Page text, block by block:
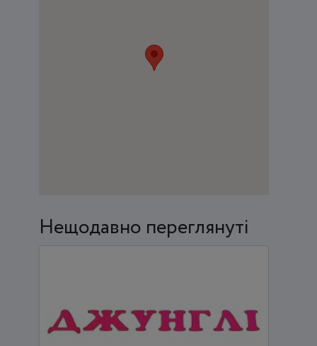
Нещодавно переглянуті